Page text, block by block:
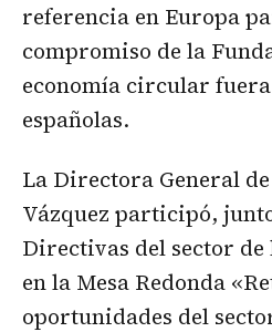
referencia en Europa
compromiso de la
economía circular
españolas.
La Directora General
Vázquez participó,
Directivas del sector
en la Mesa Redonda
oportunidades del